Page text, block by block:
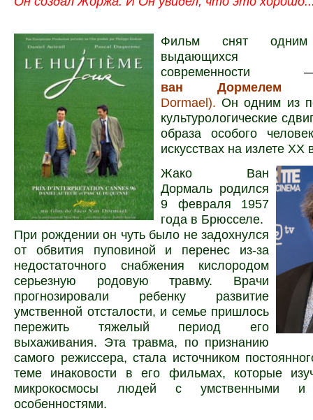
Фильм снят
выдающихся
современности
ван Дормелем
Dormael).Он одним из
культурологические
образа особого
искусствах на излете XX
Жако Ван
Дормаль родился
9 февраля 1957
года в Брюсселе.
При рождении он чуть было не задохнулся
от обвития пуповиной и перенес из-за
недостаточного снабжения кислородом
серьезную родовую травму. Врачи
прогнозировали ребенку развитие
умственной отсталости, и семье пришлось
пережить тяжелый период его
выхаживания. Эта травма, по признанию
самого режиссера, стала источником
теме инаковости в его фильмах, которые
микрокосмосы людей с умственными и
особенностями.